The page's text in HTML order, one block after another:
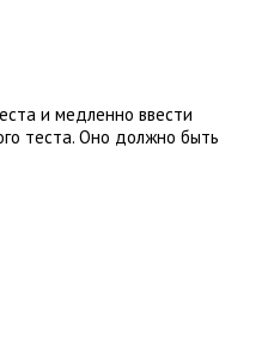
и медленно ввести
теста. Оно должно быть